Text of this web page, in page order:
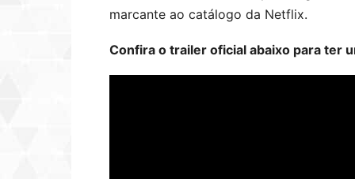
marcante ao catálogo da Netflix.
Confira o trailer oficial abaixo para ter